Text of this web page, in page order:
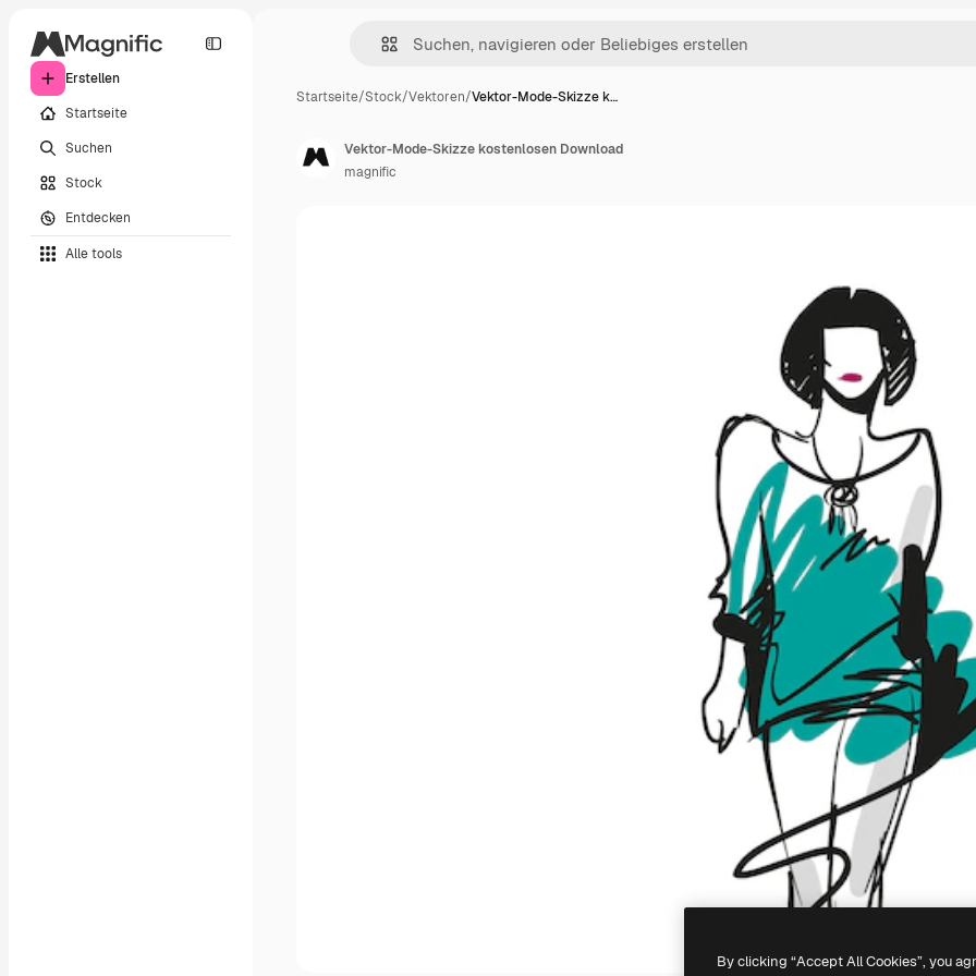
Erstellen
Startseite
Suchen
Stock
Entdecken
Alle tools
Startseite/Stock/Vektoren/Vektor-Mode-Skizze k…
Vektor-Mode-Skizze kostenlosen Download
magnific
By clicking “Accept All Cookies”, you